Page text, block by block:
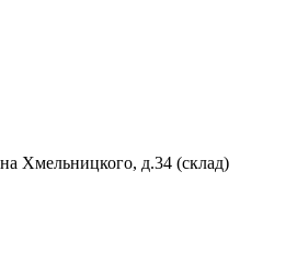
Хмельницкого, д.34 (склад)